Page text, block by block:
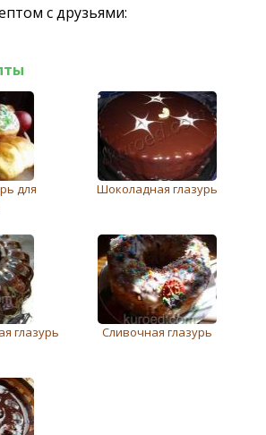
с друзьями:
для
Шоколадная глазурь
глазурь Сливочная глазурь